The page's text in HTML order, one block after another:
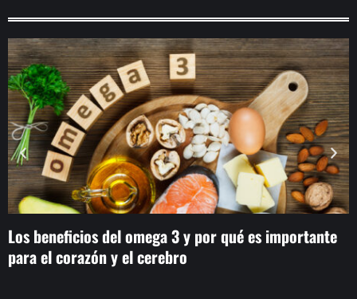
Los beneficios del omega 3 y por qué es importante
para el corazón y el cerebro